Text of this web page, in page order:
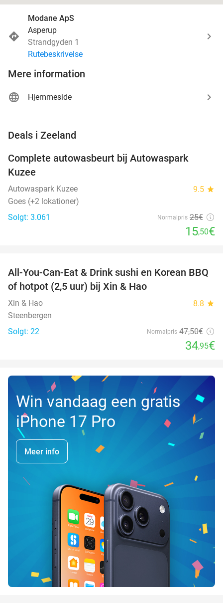
Modane ApS
Asperup
Strandgyden 1
Rutebeskrivelse
Mere information
Hjemmeside
Deals i Zeeland
Complete autowasbeurt bij Autowaspark
Kuzee
Autowaspark Kuzee 9.5 star
Goes (+2 lokationer)
Solgt: 3.061
Normalpris 25€
15,50€
26%
DAG
All-You-Can-Eat & Drink sushi en Korean BBQ
of hotpot (2,5 uur) bij Xin & Hao
Xin & Hao 8.8 star
Steenbergen
Solgt: 22
Normalpris 47,50€
34,95€
Win vandaag een gratis
iPhone 17 Pro
Meer info